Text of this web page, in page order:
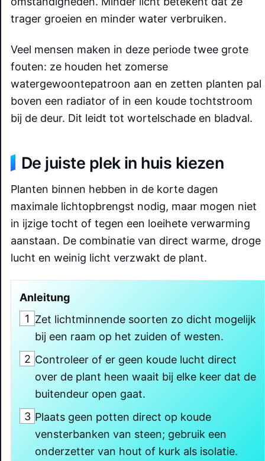
trager groeien en minder water verbruiken.
Veel mensen maken in deze periode twee grote
fouten: ze houden het zomerse
watergewoontepatroon aan en zetten planten pal
boven een radiator of in een koude tochtstroom
bij de deur. Dit leidt tot wortelschade en bladval.
De juiste plek in huis kiezen
Planten binnen hebben in de korte dagen
maximale lichtopbrengst nodig, maar mogen niet
in ijzige tocht of tegen een loeihete verwarming
aanstaan. De combinatie van direct warme, droge
lucht en weinig licht verzwakt de plant.
Anleitung
1 Zet lichtminnende soorten zo dicht mogelijk
bij een raam op het zuiden of westen.
2 Controleer of er geen koude lucht direct
over de plant heen waait bij elke keer dat de
buitendeur open gaat.
3 Plaats geen potten direct op koude
vensterbanken van steen; gebruik een
onderzetter van hout of kurk als isolatie.